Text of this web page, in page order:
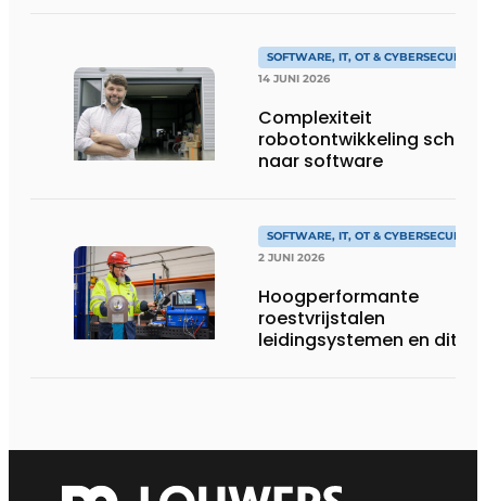
SOFTWARE, IT, OT & CYBERSECURITY
14 JUNI 2026
Complexiteit
robotontwikkeling schuift
naar software
SOFTWARE, IT, OT & CYBERSECURITY
2 JUNI 2026
Hoogperformante
roestvrijstalen
leidingsystemen en dito